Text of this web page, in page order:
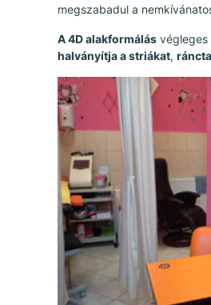
megszabadul a
A 4D alakformálás végleges
halványítja a striákat,